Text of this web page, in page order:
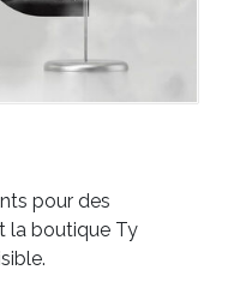
pour des
la boutique Ty